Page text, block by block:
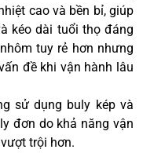
cao và bền bỉ, giúp
kéo dài tuổi thọ đáng
tuy rẻ hơn nhưng
đề khi vận hành lâu
sử dụng buly kép và
đơn do khả năng vận
trội hơn.